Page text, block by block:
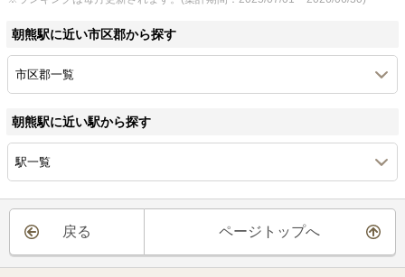
朝熊駅に近い市区郡から探す
市区郡一覧
朝熊駅に近い駅から探す
駅一覧
戻る ページトップへ